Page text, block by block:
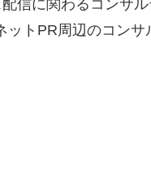
信に関わるコンサ
トPR周辺のコンサ